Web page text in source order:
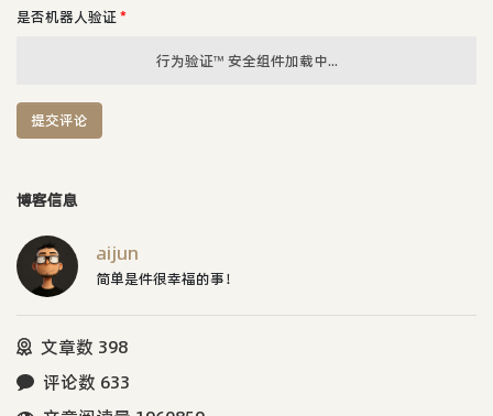
是否机器人验证 *
行为验证™ 安全组件加载中...
提交评论
博客信息
aijun
简单是件很幸福的事！
文章数 398
评论数 633